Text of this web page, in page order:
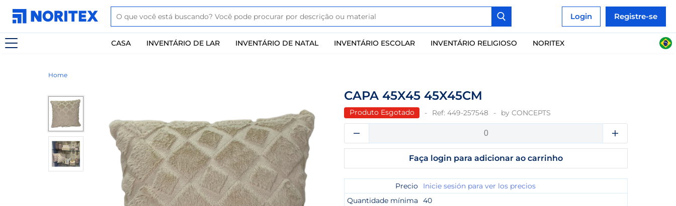
Login Registre-se
CASA INVENTÁRIO DE LAR INVENTÁRIO DE NATAL INVENTÁRIO ESCOLAR INVENTÁRIO RELIGIOSO NORITEX
Home
CAPA 45X45 45X45CM
Produto Esgotado Ref: 449-257548 by CONCEPTS
Faça login para adicionar ao carrinho
Precio
Inicie sesión para ver los precios
Quantidade mínima
40